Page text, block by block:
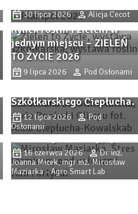
30 lipca 2026 Alicja Cecot
Rynek roślin i zieleni w
jednym miejscu – ZIELEŃ
TO ŻYCIE 2026
9 lipca 2026 Pod Osłonami
Jakie sadzonki wybrać?
Sprawdzone odmiany
borówki i nowe propozycje
– Borówki Olimpu z
Szkółkarskiego Ciepłucha.
12 lipca 2026
Pod
Osłonami
Stres termiczny pod
osłonami (cz. 1). Jak
przewidywać stres
termiczny i radiacyjny?
16 czerwca 2026
Dr inż.
Joanna Micek, mgr inż. Mirosław
Maziarka – Agro Smart Lab